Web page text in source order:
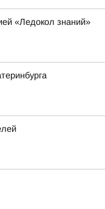
«Ледокол знаний»